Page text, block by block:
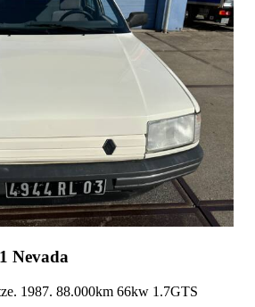
Nevada
1987. 88.000km 66kw 1.7GTS